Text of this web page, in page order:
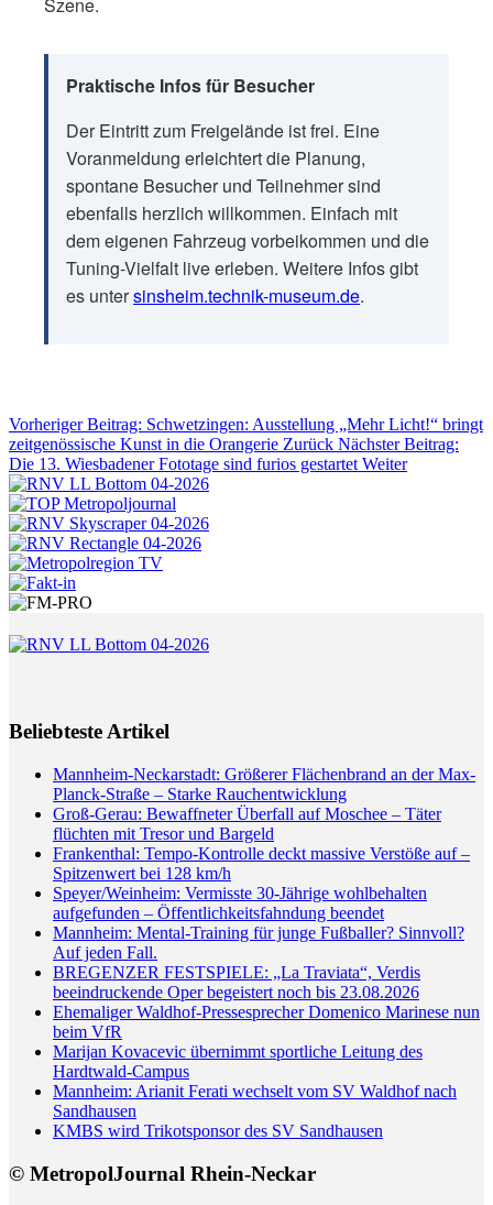
Szene.
Praktische Infos für Besucher
Der Eintritt zum Freigelände ist frei. Eine
Voranmeldung erleichtert die Planung,
spontane Besucher und Teilnehmer sind
ebenfalls herzlich willkommen. Einfach mit
dem eigenen Fahrzeug vorbeikommen und die
Tuning-Vielfalt live erleben. Weitere Infos gibt
es untersinsheim.technik-museum.de.
Vorheriger Beitrag: Schwetzingen: Ausstellung „Mehr Licht!“ bringt
zeitgenössische Kunst in die Orangerie Zurück Nächster Beitrag:
Die 13. Wiesbadener Fototage sind furios gestartet Weiter
Beliebteste Artikel
Mannheim-Neckarstadt: Größerer Flächenbrand an der Max-
Planck-Straße – Starke Rauchentwicklung
Groß-Gerau: Bewaffneter Überfall auf Moschee – Täter
flüchten mit Tresor und Bargeld
Frankenthal: Tempo-Kontrolle deckt massive Verstöße auf –
Spitzenwert bei 128 km/h
Speyer/Weinheim: Vermisste 30-Jährige wohlbehalten
aufgefunden – Öffentlichkeitsfahndung beendet
Mannheim: Mental-Training für junge Fußballer? Sinnvoll?
Auf jeden Fall.
BREGENZER FESTSPIELE: „La Traviata“, Verdis
beeindruckende Oper begeistert noch bis 23.08.2026
Ehemaliger Waldhof-Pressesprecher Domenico Marinese nun
beim VfR
Marijan Kovacevic übernimmt sportliche Leitung des
Hardtwald-Campus
Mannheim: Arianit Ferati wechselt vom SV Waldhof nach
Sandhausen
KMBS wird Trikotsponsor des SV Sandhausen
© MetropolJournal Rhein-Neckar